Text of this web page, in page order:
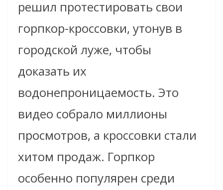
решил протестировать свои
горпкор-кроссовки, утонув в
городской луже, чтобы
доказать их
водонепроницаемость. Это
видео собрало миллионы
просмотров, а кроссовки стали
хитом продаж. Горпкор
особенно популярен среди